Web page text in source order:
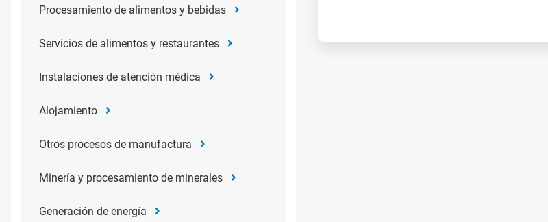
Procesamiento de alimentos y bebidas
Servicios de alimentos y restaurantes
Instalaciones de atención médica
Alojamiento
Otros procesos de manufactura
Minería y procesamiento de minerales
Generación de energía